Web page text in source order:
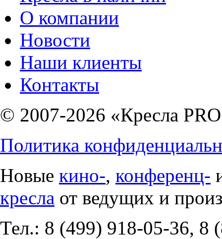
О компании
Новости
Наши клиенты
Контакты
© 2007-2026 «Кресла
Политика
Новые кино-, конференц-
кресла от ведущих и
Тел.: 8 (499) 918-05-36, 8